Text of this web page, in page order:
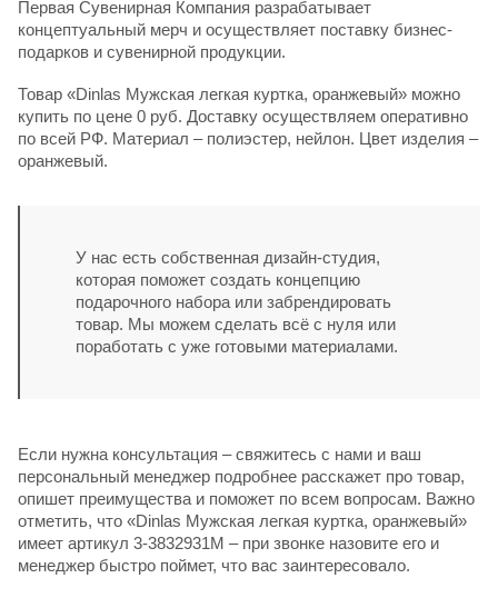
Первая Сувенирная Компания разрабатывает
концептуальный мерч и осуществляет поставку бизнес-
подарков и сувенирной продукции.
Товар «Dinlas Мужская легкая куртка, оранжевый» можно
купить по цене 0 руб. Доставку осуществляем оперативно
по всей РФ. Материал – полиэстер, нейлон. Цвет изделия –
оранжевый.
У нас есть собственная дизайн-студия,
которая поможет создать концепцию
подарочного набора или забрендировать
товар. Мы можем сделать всё с нуля или
поработать с уже готовыми материалами.
Если нужна консультация – свяжитесь с нами и ваш
персональный менеджер подробнее расскажет про товар,
опишет преимущества и поможет по всем вопросам. Важно
отметить, что «Dinlas Мужская легкая куртка, оранжевый»
имеет артикул 3-3832931M – при звонке назовите его и
менеджер быстро поймет, что вас заинтересовало.